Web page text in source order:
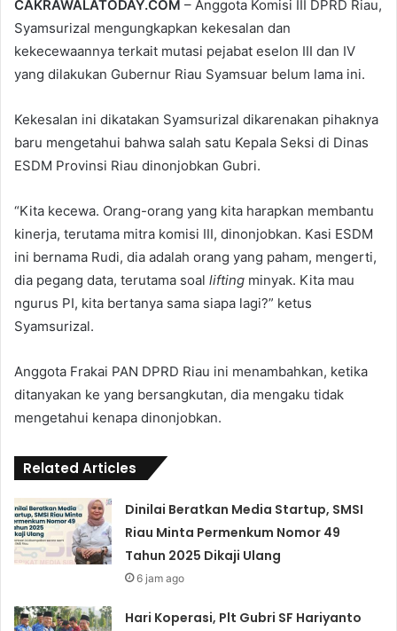
CAKRAWALATODAY.COM – Anggota Komisi III DPRD Riau,
Syamsurizal mengungkapkan kekesalan dan
kekecewaannya terkait mutasi pejabat eselon III dan IV
yang dilakukan Gubernur Riau Syamsuar belum lama ini.
Kekesalan ini dikatakan Syamsurizal dikarenakan pihaknya
baru mengetahui bahwa salah satu Kepala Seksi di Dinas
ESDM Provinsi Riau dinonjobkan Gubri.
“Kita kecewa. Orang-orang yang kita harapkan membantu
kinerja, terutama mitra komisi III, dinonjobkan. Kasi ESDM
ini bernama Rudi, dia adalah orang yang paham, mengerti,
dia pegang data, terutama soal lifting minyak. Kita mau
ngurus PI, kita bertanya sama siapa lagi?” ketus
Syamsurizal.
Anggota Frakai PAN DPRD Riau ini menambahkan, ketika
ditanyakan ke yang bersangkutan, dia mengaku tidak
mengetahui kenapa dinonjobkan.
Related Articles
Dinilai Beratkan Media Startup, SMSI
Riau Minta Permenkum Nomor 49
Tahun 2025 Dikaji Ulang
6 jam ago
Hari Koperasi, Plt Gubri SF Hariyanto